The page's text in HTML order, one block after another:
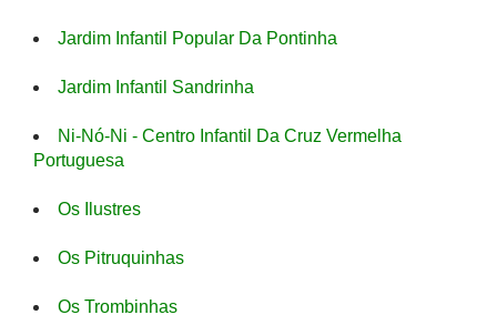
Jardim Infantil Popular Da Pontinha
Jardim Infantil Sandrinha
Ni-Nó-Ni - Centro Infantil Da Cruz Vermelha
Portuguesa
Os Ilustres
Os Pitruquinhas
Os Trombinhas